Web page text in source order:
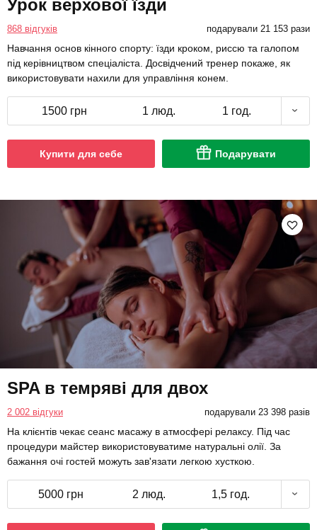
Урок верхової їзди
868 відгуків подарували 21 153 рази
Навчання основ кінного спорту: їзди кроком, риссю та галопом
під керівництвом спеціаліста. Досвідчений тренер покаже, як
використовувати нахили для управління конем.
1500 грн 1 люд. 1 год.
Купити для себе Подарувати
SPA в темряві для двох
2 002 відгуки подарували 23 398 разів
На клієнтів чекає сеанс масажу в атмосфері релаксу. Під час
процедури майстер використовуватиме натуральні олії. За
бажання очі гостей можуть зав'язати легкою хусткою.
5000 грн 2 люд. 1,5 год.